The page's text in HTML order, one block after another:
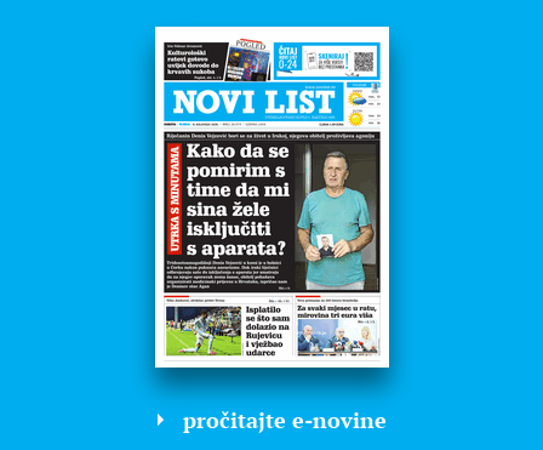
pročitajte e-novine